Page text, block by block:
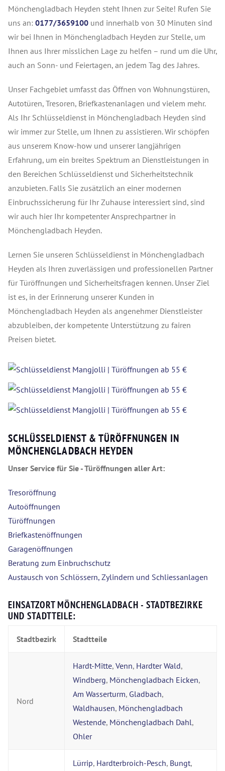
Mönchengladbach Heyden steht Ihnen zur Seite! Rufen Sie
uns an: 0177/3659100 und innerhalb von 30 Minuten sind
wir bei Ihnen in Mönchengladbach Heyden zur Stelle, um
Ihnen aus Ihrer misslichen Lage zu helfen – rund um die Uhr,
auch an Sonn- und Feiertagen, an jedem Tag des Jahres.
Unser Fachgebiet umfasst das Öffnen von Wohnungstüren,
Autotüren, Tresoren, Briefkastenanlagen und vielem mehr.
Als Ihr Schlüsseldienst in Mönchengladbach Heyden sind
wir immer zur Stelle, um Ihnen zu assistieren. Wir schöpfen
aus unserem Know-how und unserer langjährigen
Erfahrung, um ein breites Spektrum an Dienstleistungen in
den Bereichen Schlüsseldienst und Sicherheitstechnik
anzubieten. Falls Sie zusätzlich an einer modernen
Einbruchssicherung für Ihr Zuhause interessiert sind, sind
wir auch hier Ihr kompetenter Ansprechpartner in
Mönchengladbach Heyden.
Lernen Sie unseren Schlüsseldienst in Mönchengladbach
Heyden als Ihren zuverlässigen und professionellen Partner
für Türöffnungen und Sicherheitsfragen kennen. Unser Ziel
ist es, in der Erinnerung unserer Kunden in
Mönchengladbach Heyden als angenehmer Dienstleister
abzubleiben, der kompetente Unterstützung zu fairen
Preisen bietet.
SCHLÜSSELDIENST & TÜRÖFFNUNGEN IN
MÖNCHENGLADBACH HEYDEN
Unser Service für Sie - Türöffnungen aller Art:
Tresoröffnung
Autoöffnungen
Türöffnungen
Briefkastenöffnungen
Garagenöffnungen
Beratung zum Einbruchschutz
Austausch von Schlössern, Zylindern und Schliessanlagen
EINSATZORT MÖNCHENGLADBACH - STADTBEZIRKE
UND STADTTEILE:
Stadtbezirk Stadtteile
Nord
Hardt-Mitte, Venn, Hardter Wald,
Windberg, Mönchengladbach Eicken,
Am Wasserturm, Gladbach,
Waldhausen, Mönchengladbach
Westende, Mönchengladbach Dahl,
Ohler
Lürrip, Hardterbroich-Pesch, Bungt,